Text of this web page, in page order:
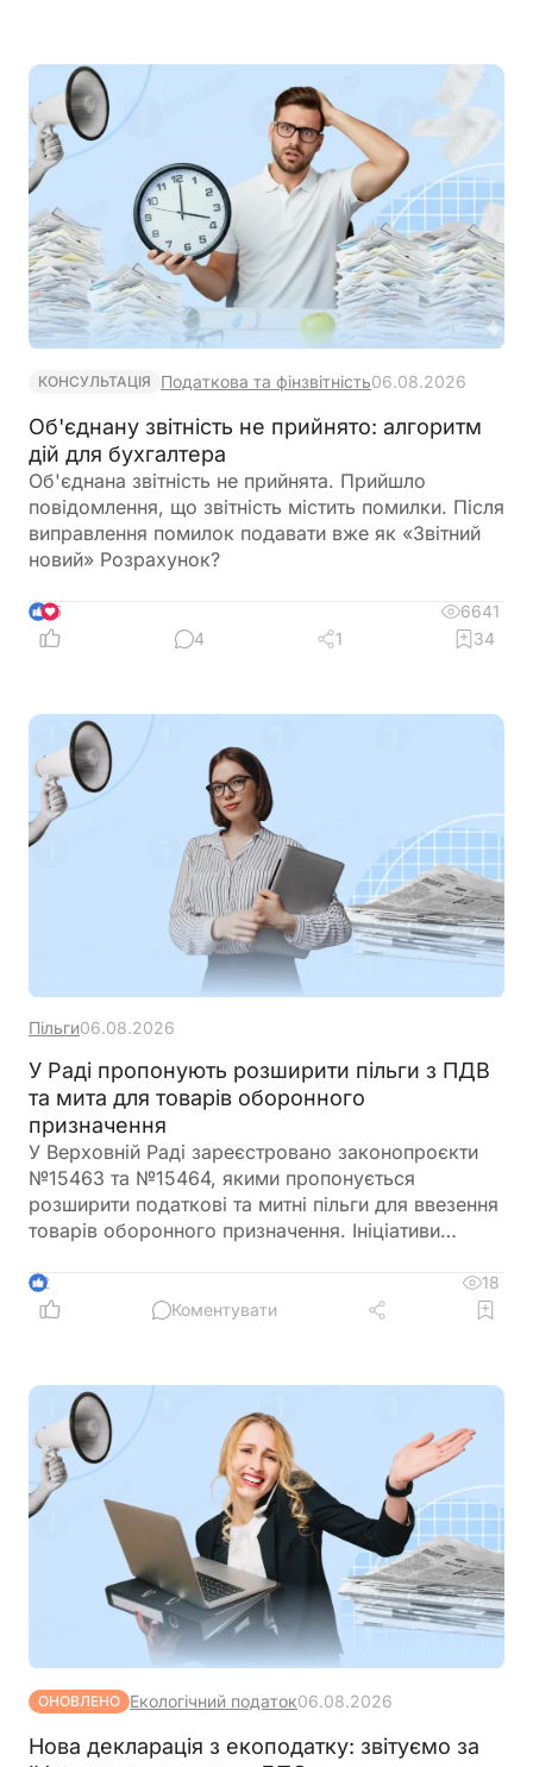
враховувати особливості, встановлені
Податковим кодексом України
КОНСУЛЬТАЦІЯ Податкова та фінзвітність06.08.2026
Об'єднану звітність не прийнято: алгоритм
дій для бухгалтера
Об'єднана звітність не прийнята. Прийшло
повідомлення, що звітність містить помилки. Після
виправлення помилок подавати вже як «Звітний
новий» Розрахунок?
5
6641
4
1 34
Пільги06.08.2026
У Раді пропонують розширити пільги з ПДВ
та мита для товарів оборонного
призначення
У Верховній Раді зареєстровано законопроєкти
№15463 та №15464, якими пропонується
розширити податкові та митні пільги для ввезення
товарів оборонного призначення. Ініціативи
ввізного мита на поставки, що фінансуються
іноземними державами, міжнародними
підприємств, які зможуть скористатися такими
пільгами
2
18
Коментувати
ОНОВЛЕНО Екологічний податок06.08.2026
Нова декларація з екоподатку: звітуємо за